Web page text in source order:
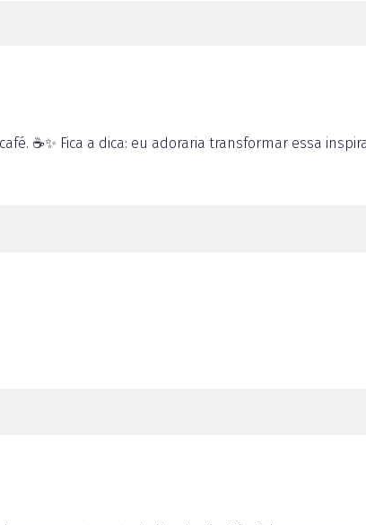
☕✨ Fica a dica: eu adoraria transformar essa